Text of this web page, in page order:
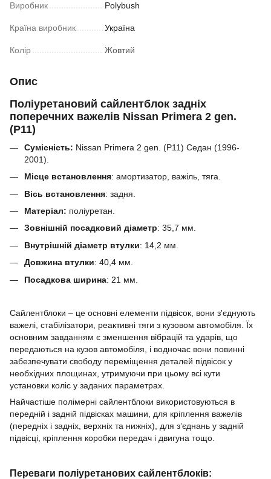
Виробник Polybush
Країна виробник Україна
Колір Жовтий
Опис
Поліуретановий сайлентблок задніх
поперечних важелів Nissan Primera 2 gen.
(P11)
Сумісність: Nissan Primera 2 gen. (P11) Седан (1996-
2001).
Місце встановлення: амортизатор, важіль, тяга.
Вісь встановлення: задня.
Матеріал: поліуретан.
Зовнішній посадковий діаметр: 35,7 мм.
Внутрішній діаметр втулки: 14,2 мм.
Довжина втулки: 40,4 мм.
Посадкова ширина: 21 мм.
Сайлентблоки – це основні елементи підвісок, вони з'єднують
важелі, стабілізатори, реактивні тяги з кузовом автомобіля.
Їх
основним завданням є зменшення вібрацій та ударів, що
передаються на кузов автомобіля, і водночас вони повинні
забезпечувати свободу переміщення деталей підвісок у
необхідних площинах, утримуючи при цьому всі кути
установки коліс у заданих параметрах.
Найчастіше полімерні сайлентблоки використовуються в
передній і задній підвісках машини, для кріплення важелів
(передніх і задніх, верхніх та нижніх), для з’єднань у задній
підвісці, кріплення коробки передач і двигуна тощо.
Переваги поліуретанових сайлентблоків: